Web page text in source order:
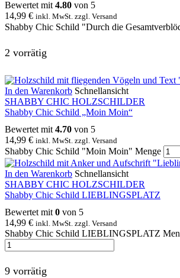
Bewertet mit 4.80 von 5
14,99 € inkl. MwSt. zzgl. Versand
Shabby Chic Schild "Durch die
2 vorrätig
In den Warenkorb Schnellansicht
SHABBY CHIC HOLZSCHILDER
Shabby Chic Schild „Moin Moin“
Bewertet mit 4.70 von 5
14,99 € inkl. MwSt. zzgl. Versand
Shabby Chic Schild "Moin Moin" Menge
In den Warenkorb Schnellansicht
SHABBY CHIC HOLZSCHILDER
Shabby Chic Schild LIEBLINGSPLATZ
Bewertet mit 0 von 5
14,99 € inkl. MwSt. zzgl. Versand
Shabby Chic Schild LIEBLINGSPLATZ
9 vorrätig